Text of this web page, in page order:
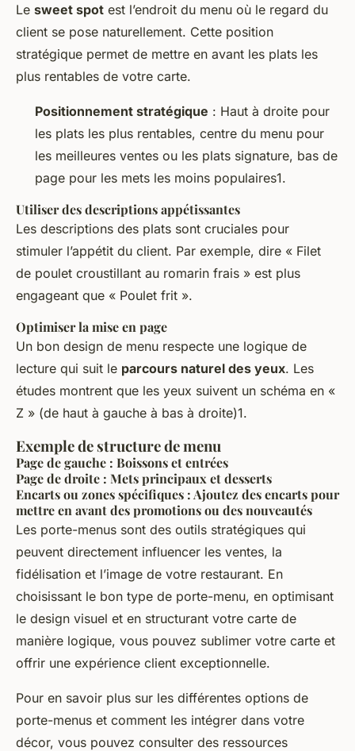
Le sweet spot est l’endroit du menu où le regard du
client se pose naturellement. Cette position
stratégique permet de mettre en avant les plats les
plus rentables de votre carte.
Positionnement stratégique : Haut à droite pour
les plats les plus rentables, centre du menu pour
les meilleures ventes ou les plats signature, bas de
page pour les mets les moins populaires1.
Utiliser des descriptions appétissantes
Les descriptions des plats sont cruciales pour
stimuler l’appétit du client. Par exemple, dire « Filet
de poulet croustillant au romarin frais » est plus
engageant que « Poulet frit ».
Optimiser la mise en page
Un bon design de menu respecte une logique de
lecture qui suit le parcours naturel des yeux. Les
études montrent que les yeux suivent un schéma en «
Z » (de haut à gauche à bas à droite)1.
Exemple de structure de menu
Page de gauche : Boissons et entrées
Page de droite : Mets principaux et desserts
Encarts ou zones spécifiques : Ajoutez des encarts pour
mettre en avant des promotions ou des nouveautés
Les porte-menus sont des outils stratégiques qui
peuvent directement influencer les ventes, la
fidélisation et l’image de votre restaurant. En
choisissant le bon type de porte-menu, en optimisant
le design visuel et en structurant votre carte de
manière logique, vous pouvez sublimer votre carte et
offrir une expérience client exceptionnelle.
Pour en savoir plus sur les différentes options de
porte-menus et comment les intégrer dans votre
décor, vous pouvez consulter des ressources